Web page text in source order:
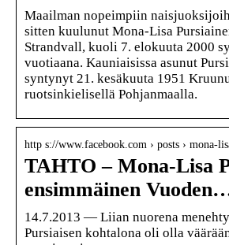
Maailman nopeimpiin
sitten kuulunut Mona-Lisa
Strandvall, kuoli 7. elokuuta 2000
vuotiaana. Kauniaisissa asunut
syntynyt 21. kesäkuuta 1951
ruotsinkielisellä Pohjanmaalla.
http s://www.facebook.com › posts › mona-
TAHTO – Mona-Lisa
ensimmäinen
14.7.2013 — Liian nuorena
Pursiaisen kohtalona oli olla